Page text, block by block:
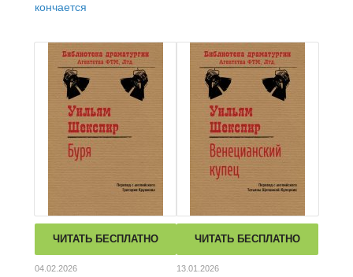
кончается
ЧИТАТЬ БЕСПЛАТНО
04.02.2026
ЧИТАТЬ БЕСПЛАТНО
13.01.2026